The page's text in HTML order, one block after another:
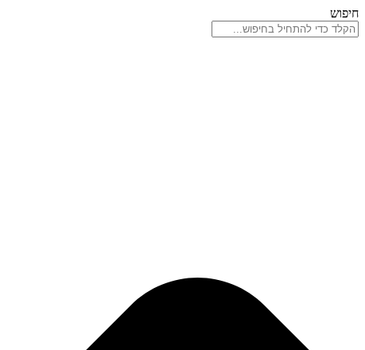
דלג
לתוכן
חיפוש